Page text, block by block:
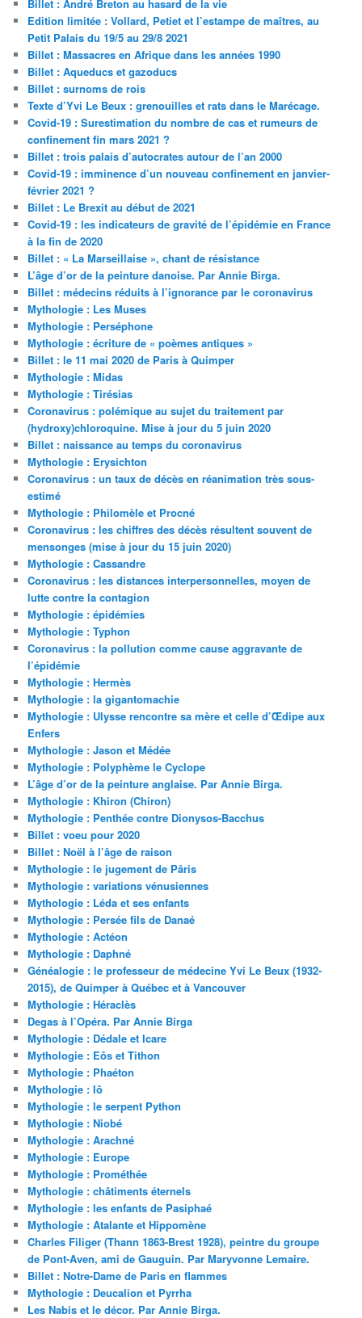
Billet : André Breton au hasard de la vie
Edition limitée : Vollard, Petiet et l’estampe de maîtres, au
Petit Palais du 19/5 au 29/8 2021
Billet : Massacres en Afrique dans les années 1990
Billet : Aqueducs et gazoducs
Billet : surnoms de rois
Texte d’Yvi Le Beux : grenouilles et rats dans le Marécage.
Covid-19 : Surestimation du nombre de cas et rumeurs de
confinement fin mars 2021 ?
Billet : trois palais d’autocrates autour de l’an 2000
Covid-19 : imminence d’un nouveau confinement en janvier-
février 2021 ?
Billet : Le Brexit au début de 2021
Covid-19 : les indicateurs de gravité de l’épidémie en France
à la fin de 2020
Billet : « La Marseillaise », chant de résistance
L’âge d’or de la peinture danoise. Par Annie Birga.
Billet : médecins réduits à l’ignorance par le coronavirus
Mythologie : Les Muses
Mythologie : Perséphone
Mythologie : écriture de « poèmes antiques »
Billet : le 11 mai 2020 de Paris à Quimper
Mythologie : Midas
Mythologie : Tirésias
Coronavirus : polémique au sujet du traitement par
(hydroxy)chloroquine. Mise à jour du 5 juin 2020
Billet : naissance au temps du coronavirus
Mythologie : Erysichton
Coronavirus : un taux de décès en réanimation très sous-
estimé
Mythologie : Philomèle et Procné
Coronavirus : les chiffres des décès résultent souvent de
mensonges (mise à jour du 15 juin 2020)
Mythologie : Cassandre
Coronavirus : les distances interpersonnelles, moyen de
lutte contre la contagion
Mythologie : épidémies
Mythologie : Typhon
Coronavirus : la pollution comme cause aggravante de
l’épidémie
Mythologie : Hermès
Mythologie : la gigantomachie
Mythologie : Ulysse rencontre sa mère et celle d’Œdipe aux
Enfers
Mythologie : Jason et Médée
Mythologie : Polyphème le Cyclope
L’âge d’or de la peinture anglaise. Par Annie Birga.
Mythologie : Khiron (Chiron)
Mythologie : Penthée contre Dionysos-Bacchus
Billet : voeu pour 2020
Billet : Noël à l’âge de raison
Mythologie : le jugement de Pâris
Mythologie : variations vénusiennes
Mythologie : Léda et ses enfants
Mythologie : Persée fils de Danaé
Mythologie : Actéon
Mythologie : Daphné
Généalogie : le professeur de médecine Yvi Le Beux (1932-
2015), de Quimper à Québec et à Vancouver
Mythologie : Héraclès
Degas à l’Opéra. Par Annie Birga
Mythologie : Dédale et Icare
Mythologie : Eôs et Tithon
Mythologie : Phaéton
Mythologie : Iô
Mythologie : le serpent Python
Mythologie : Niobé
Mythologie : Arachné
Mythologie : Europe
Mythologie : Prométhée
Mythologie : châtiments éternels
Mythologie : les enfants de Pasiphaé
Mythologie : Atalante et Hippomène
Charles Filiger (Thann 1863-Brest 1928), peintre du groupe
de Pont-Aven, ami de Gauguin. Par Maryvonne Lemaire.
Billet : Notre-Dame de Paris en flammes
Mythologie : Deucalion et Pyrrha
Les Nabis et le décor. Par Annie Birga.